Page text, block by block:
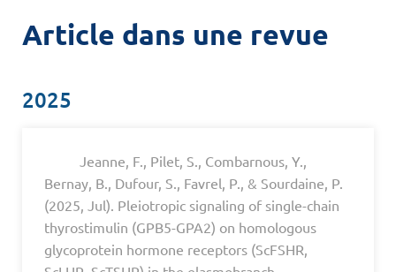
Article dans une revue
2025
Jeanne, F., Pilet, S., Combarnous, Y.,
Bernay, B., Dufour, S., Favrel, P., & Sourdaine, P.
(2025, Jul). Pleiotropic signaling of single-chain
thyrostimulin (GPB5-GPA2) on homologous
glycoprotein hormone receptors (ScFSHR,